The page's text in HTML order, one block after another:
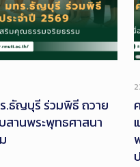
.ธัญบุรี ร่วมพิธี ถวาย
สานพระพุทธศาสนา